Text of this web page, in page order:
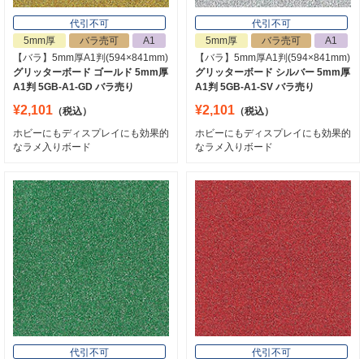
代引不可
5mm厚
バラ売可
A1
【バラ】5mm厚A1判(594×841mm)
グリッターボード ゴールド 5mm厚
A1判 5GB-A1-GD バラ売り
¥2,101 （税込）
ホビーにもディスプレイにも効果的
なラメ入りボード
代引不可
5mm厚
バラ売可
A1
【バラ】5mm厚A1判(594×841mm)
グリッターボード シルバー 5mm厚
A1判 5GB-A1-SV バラ売り
¥2,101 （税込）
ホビーにもディスプレイにも効果的
なラメ入りボード
代引不可
代引不可